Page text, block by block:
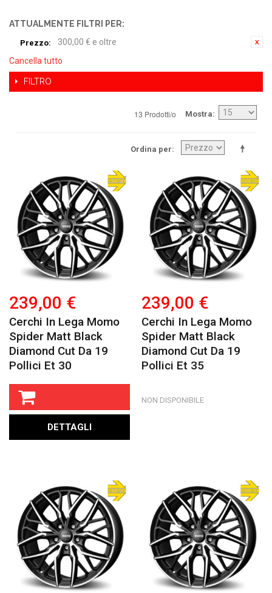
ATTUALMENTE FILTRI PER:
Prezzo:
300,00 € e oltre
Cancella tutto
FILTRO
13 Prodotti/o Mostra
Ordina per
239,00 €
Cerchi In Lega Momo
Spider Matt Black
Diamond Cut Da 19
Pollici Et 30
DETTAGLI
239,00 €
Cerchi In Lega Momo
Spider Matt Black
Diamond Cut Da 19
Pollici Et 35
NON DISPONIBILE